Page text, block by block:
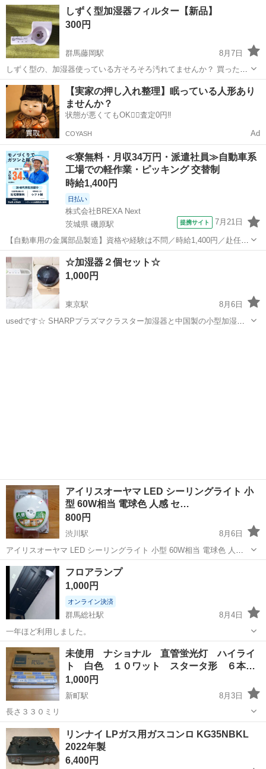
いいたします。 サイズ縦29奥行29横幅43
群馬 桐生市 相老駅 生活家電
しずく型加湿器フィルター【新品】
300円
群馬藤岡駅
8月7日
しずく型の、加湿器使っている方そろそろ汚れてませんか？ 買ったの
ですが使ってない品です！ カビが飛ばないようにお取替えいかがです
か？ 箱とかはありませんのでご了承下さい
群馬 藤岡市 群馬藤岡駅 生活家電 しずく
【実家の押し入れ整理】眠っている人形あり
ませんか？
状態が悪くてもOK🙆‍♀️査定0円‼️
COYASH Ad
≪寮無料・月収34万円・派遣社員≫自動車系
工場での軽作業・ピッキング 交替制
時給1,400円
日払い
株式会社BREXA Next
茨城県 磯原駅
提携サイト 7月21日
【自動車用の金属部品製造】資格や経験は不問／時給1,400円／赴任旅
費会社負担／正社員登用のチャンスあり／食堂利用可能／マイカー通
勤OK《茨城県茨城市》 人気の工場のお仕事 ◇トラックの金属部品の
製造◇ ★トラックの金属...
茨城 北茨城市 磯原駅 その他
☆加湿器２個セット☆
1,000円
東京駅
8月6日
usedです☆ SHARPプラズマクラスター加湿器と中国製の小型加湿器
アイリスオーヤマ LED シーリングライト 小
型 60W相当 電球色 人感 セ…
800円
渋川駅
8月6日
アイリスオーヤマ LED シーリングライト 小型 60W相当 電球色 人感
センサー付 400lm SCL4LMS-E Ａｍａｚｏｎで、結構前に￥3600円で
購入しました。 撮影の為一度取り付けただけで使用はしてません。 ...
群馬 渋川市 生活家電
フロアランプ
1,000円
オンライン決済
群馬総社駅
8月4日
一年ほど利用しました。
群馬 高崎市 群馬総社駅 生活家電
未使用 ナショナル 直管蛍光灯 ハイライ
ト 白色 １０ワット スタータ形 ６本…
1,000円
新町駅
8月3日
長さ３３０ミリ
群馬 佐波郡 新町駅 生活家電
リンナイ LPガス用ガスコンロ KG35NBKL
2022年製
6,400円